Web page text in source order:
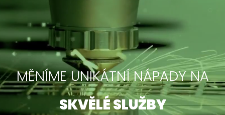
MĚNÍME UNIKÁTNÍ NÁPADY NA
SKVĚLÉ SLUŽBY